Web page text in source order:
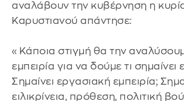
αναλάβουν την κυβέρνηση η
Καρυστιανού απάντησε:
«Κάποια στιγμή θα την
εμπειρία για να δούμε τι σημαίνει
Σημαίνει εργασιακή εμπειρία;
ειλικρίνεια, πρόθεση, πολιτική